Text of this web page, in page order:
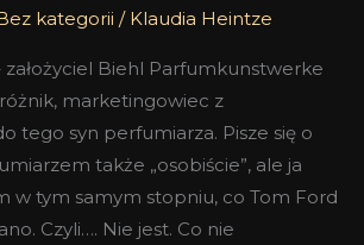
kategorii / Klaudia Heintze
Biehl Parfumkunstwerke
marketingowiec z
tego syn perfumiarza. Pisze się o
także „osobiście”, ale ja
w tym samym stopniu, co Tom Ford
Czyli…. Nie jest. Co nie